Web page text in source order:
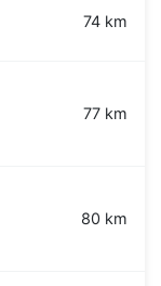
74 km
77 km
80 km